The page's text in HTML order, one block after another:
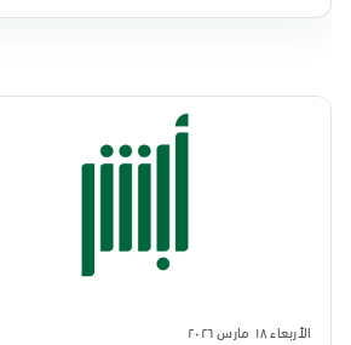
الأربعاء ١٨ مارس ٢٠٢٦